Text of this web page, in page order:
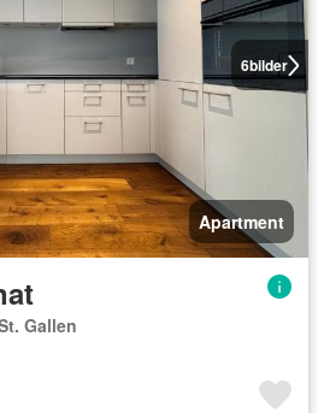
6bilder
Apartment
Gallen